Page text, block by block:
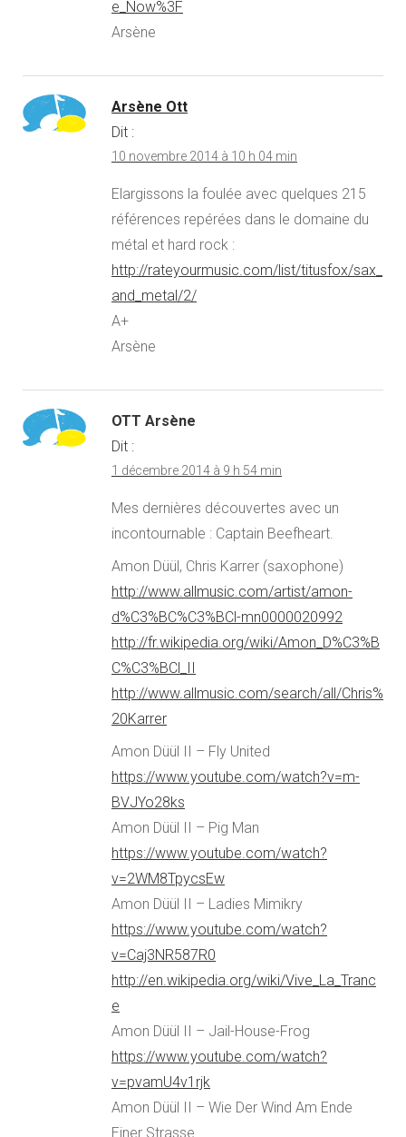
e_Now%3F
Arsène
Arsène Ott
Dit :
10 novembre 2014 à 10 h 04 min
Elargissons la foulée avec quelques 215
références repérées dans le domaine du
métal et hard rock :
http://rateyourmusic.com/list/titusfox/sax_
and_metal/2/
A+
Arsène
OTT Arsène
Dit :
1 décembre 2014 à 9 h 54 min
Mes dernières découvertes avec un
incontournable : Captain Beefheart.
Amon Düül, Chris Karrer (saxophone)
http://www.allmusic.com/artist/amon-
d%C3%BC%C3%BCl-mn0000020992
http://fr.wikipedia.org/wiki/Amon_D%C3%B
C%C3%BCl_II
http://www.allmusic.com/search/all/Chris%
20Karrer
Amon Düül II – Fly United
https://www.youtube.com/watch?v=m-
BVJYo28ks
Amon Düül II – Pig Man
https://www.youtube.com/watch?
v=2WM8TpycsEw
Amon Düül II – Ladies Mimikry
https://www.youtube.com/watch?
v=Caj3NR587R0
http://en.wikipedia.org/wiki/Vive_La_Tranc
e
Amon Düül II – Jail-House-Frog
https://www.youtube.com/watch?
v=pvamU4v1rjk
Amon Düül II – Wie Der Wind Am Ende
Einer Strasse